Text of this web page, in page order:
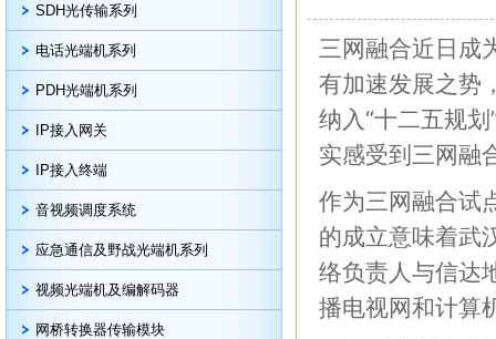
SDH光传输系列
电话光端机系列
PDH光端机系列
IP接入网关
IP接入终端
音视频调度系统
应急通信及野战光端机系列
视频光端机及编解码器
网桥转换器传输模块
三网融合近日成
有加速发展之势
纳入“十二五规
实感受到三网融
作为三网融合试
的成立意味着武
络负责人与信达
播电视网和计算